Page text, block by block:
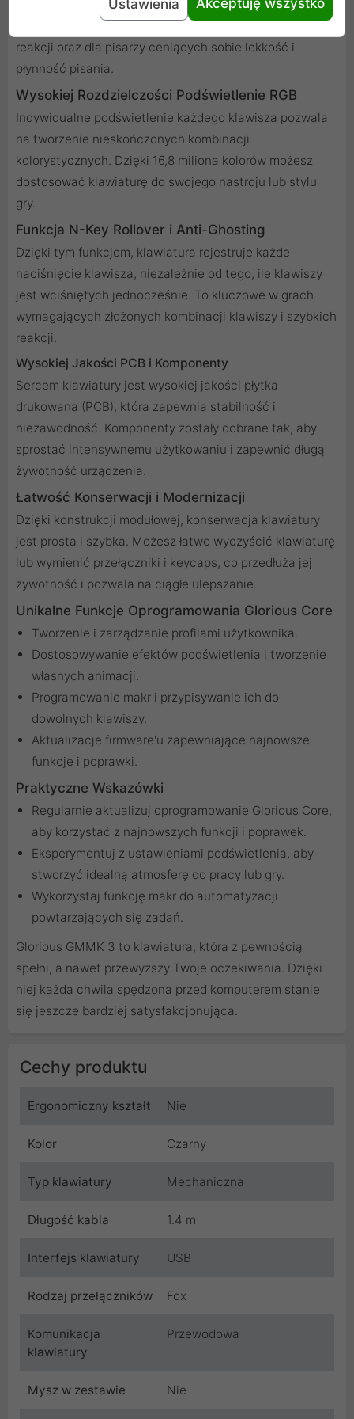
naciśnięcia bez wyczuwalnego punktu aktywacji.
reakcji oraz dla pisarzy ceniących sobie lekkość i
płynność pisania.
Wysokiej Rozdzielczości Podświetlenie RGB
Indywidualne podświetlenie każdego klawisza pozwala
na tworzenie nieskończonych kombinacji
kolorystycznych. Dzięki 16,8 miliona kolorów możesz
dostosować klawiaturę do swojego nastroju lub stylu
gry.
Funkcja N-Key Rollover i Anti-Ghosting
Dzięki tym funkcjom, klawiatura rejestruje każde
naciśnięcie klawisza, niezależnie od tego, ile klawiszy
jest wciśniętych jednocześnie. To kluczowe w grach
wymagających złożonych kombinacji klawiszy i szybkich
reakcji.
Wysokiej Jakości PCB i Komponenty
Sercem klawiatury jest wysokiej jakości płytka
drukowana (PCB), która zapewnia stabilność i
niezawodność. Komponenty zostały dobrane tak, aby
sprostać intensywnemu użytkowaniu i zapewnić długą
żywotność urządzenia.
Łatwość Konserwacji i Modernizacji
Dzięki konstrukcji modułowej, konserwacja klawiatury
jest prosta i szybka. Możesz łatwo wyczyścić klawiaturę
lub wymienić przełączniki i keycaps, co przedłuża jej
żywotność i pozwala na ciągłe ulepszanie.
Unikalne Funkcje Oprogramowania Glorious Core
Tworzenie i zarządzanie profilami użytkownika.
Dostosowywanie efektów podświetlenia i tworzenie
własnych animacji.
Programowanie makr i przypisywanie ich do
dowolnych klawiszy.
Aktualizacje firmware'u zapewniające najnowsze
funkcje i poprawki.
Praktyczne Wskazówki
Regularnie aktualizuj oprogramowanie Glorious Core,
aby korzystać z najnowszych funkcji i poprawek.
Eksperymentuj z ustawieniami podświetlenia, aby
stworzyć idealną atmosferę do pracy lub gry.
Wykorzystaj funkcję makr do automatyzacji
powtarzających się zadań.
Glorious GMMK 3 to klawiatura, która z pewnością
spełni, a nawet przewyższy Twoje oczekiwania. Dzięki
niej każda chwila spędzona przed komputerem stanie
się jeszcze bardziej satysfakcjonująca.
Cechy produktu
Ergonomiczny kształt Nie
Kolor Czarny
Typ klawiatury Mechaniczna
Długość kabla 1.4 m
Interfejs klawiatury USB
Rodzaj przełączników Fox
Komunikacja
klawiatury
Przewodowa
Mysz w zestawie Nie
Ustawienia Akceptuję wszystko